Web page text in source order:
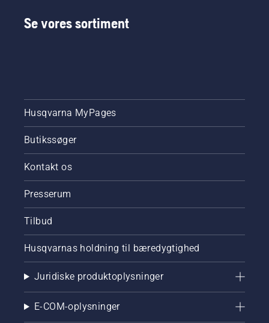
Se vores sortiment
Husqvarna MyPages
Butikssøger
Kontakt os
Presserum
Tilbud
Husqvarnas holdning til bæredygtighed
Juridiske produktoplysninger
E-COM-oplysninger